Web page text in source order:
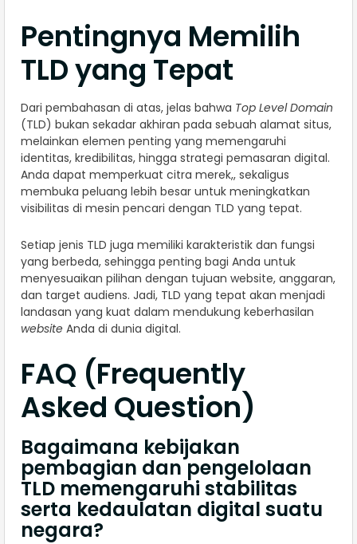
Pentingnya Memilih
TLD yang Tepat
Dari pembahasan di atas, jelas bahwa Top Level Domain
(TLD) bukan sekadar akhiran pada sebuah alamat situs,
melainkan elemen penting yang memengaruhi
identitas, kredibilitas, hingga strategi pemasaran digital.
Anda dapat memperkuat citra merek,, sekaligus
membuka peluang lebih besar untuk meningkatkan
visibilitas di mesin pencari dengan TLD yang tepat.
Setiap jenis TLD juga memiliki karakteristik dan fungsi
yang berbeda, sehingga penting bagi Anda untuk
menyesuaikan pilihan dengan tujuan website, anggaran,
dan target audiens. Jadi, TLD yang tepat akan menjadi
landasan yang kuat dalam mendukung keberhasilan
website Anda di dunia digital.
FAQ (Frequently
Asked Question)
Bagaimana kebijakan
pembagian dan pengelolaan
TLD memengaruhi stabilitas
serta kedaulatan digital suatu
negara?